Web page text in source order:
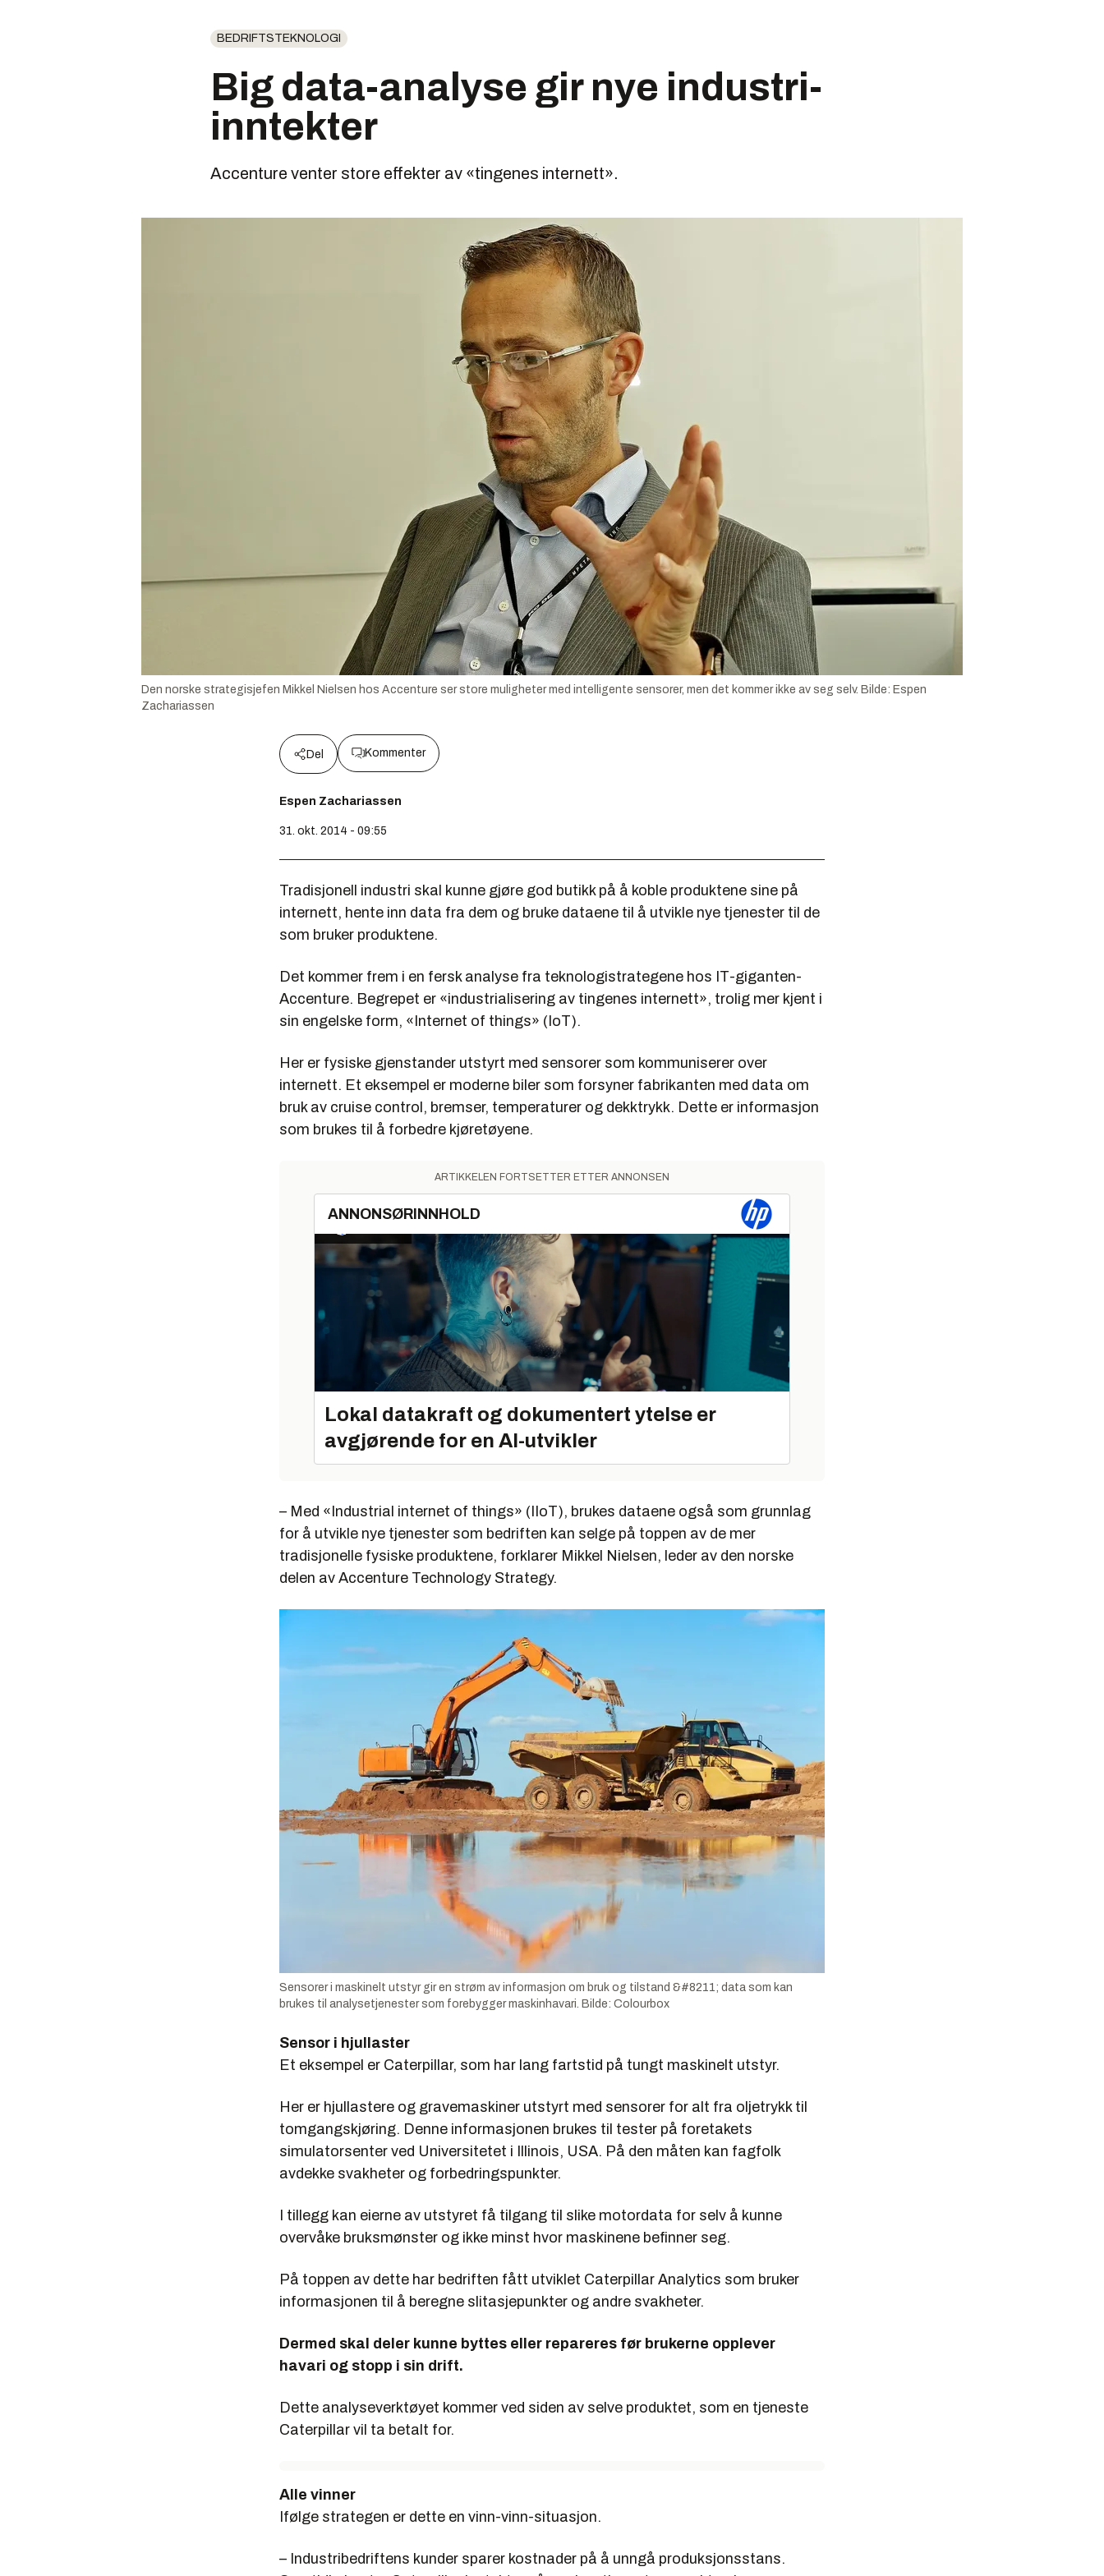
BEDRIFTSTEKNOLOGI
Big data-analyse gir nye industri-
inntekter
Accenture venter store effekter av «tingenes internett».
Den norske strategisjefen Mikkel Nielsen hos Accenture ser store muligheter med intelligente sensorer, men det kommer ikke av seg selv. Bilde: Espen
Zachariassen
Del Kommenter
Espen Zachariassen
31. okt. 2014 - 09:55
Tradisjonell industri skal kunne gjøre god butikk­ på å koble produktene sine på
internett, hente inn data fra dem og bruke dataene til å utvikle nye tjenester til de
som bruker­ produktene.
Det kommer frem i en fersk analyse­ fra teknologistrategene hos IT-giganten­
Accenture­. Begrepet er «industrialisering av tingenes internett», trolig mer kjent i
sin engelske form, «Internet of things» (IoT).
Her er fysiske gjenstander utstyrt med sensorer som kommuniserer over
internett. Et eksempel er moderne biler som forsyner fabrikanten med data om
bruk av cruise control, bremser, temperaturer og dekktrykk. Dette er informasjon
som brukes til å forbedre kjøretøyene.
ARTIKKELEN FORTSETTER ETTER ANNONSEN
ANNONSØRINNHOLD
Lokal datakraft og dokumentert ytelse er
avgjørende for en AI-utvikler
– Med «Industrial internet of things» (IIoT), brukes dataene også som grunnlag
for å utvikle nye tjenester som bedriften kan selge på toppen av de mer
tradisjonelle fysiske produktene, forklarer Mikkel Nielsen, leder av den norske
delen av Accenture Technology Strategy.
Sensorer i maskinelt utstyr gir en strøm av informasjon om bruk og tilstand &#8211; data som kan
brukes til analysetjenester som forebygger maskinhavari. Bilde: Colourbox
Sensor i hjullaster
Et eksempel er Caterpillar, som har lang fartstid på tungt maskinelt utstyr.
Her er hjullastere og gravemaskiner utstyrt med sensorer for alt fra oljetrykk til
tomgangskjøring. Denne informasjonen brukes til tester på foretakets
simulatorsenter ved Universitetet i Illinois, USA. På den måten kan fagfolk
avdekke svakheter og forbedringspunkter.
I tillegg kan eierne av utstyret få tilgang til slike motordata for selv å kunne
overvåke bruksmønster og ikke minst hvor maskinene befinner seg.
På toppen av dette har bedriften fått utviklet Caterpillar Analytics som bruker
informasjonen til å beregne slitasjepunkter og andre svakheter.
Dermed skal deler kunne byttes eller repareres før brukerne opplever
havari og stopp i sin drift.
Dette analyseverktøyet kommer ved siden av selve produktet, som en tjeneste
Caterpillar vil ta betalt for.
Alle vinner
Ifølge strategen er dette en vinn-vinn-­situasjon.
– Industribedriftens kunder sparer kostnader på å unngå produksjonsstans.